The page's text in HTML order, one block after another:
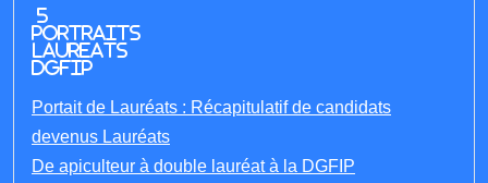
5
portraits
laureats
DGFIP
Portait de Lauréats : Récapitulatif de candidats
devenus Lauréats
De apiculteur à double lauréat à la DGFIP